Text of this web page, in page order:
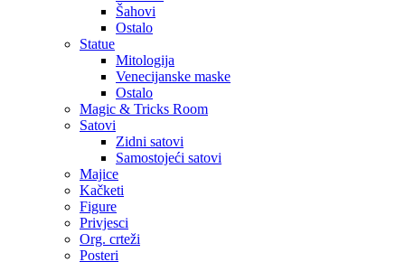
Šahovi
Ostalo
Statue
Mitologija
Venecijanske maske
Ostalo
Magic & Tricks Room
Satovi
Zidni satovi
Samostojeći satovi
Majice
Kačketi
Figure
Privjesci
Org. crteži
Posteri